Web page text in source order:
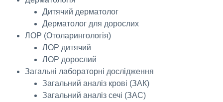
Дитячий дерматолог
Дерматолог для дорослих
ЛОР (Отоларингологія)
ЛОР дитячий
ЛОР дорослий
Загальні лабораторні дослідження
Загальний аналіз крові (ЗАК)
Загальний аналіз сечі (ЗАС)